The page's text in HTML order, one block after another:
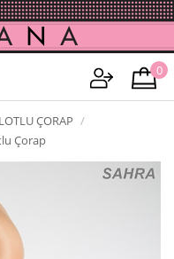
0
ÇORAP
Çorap